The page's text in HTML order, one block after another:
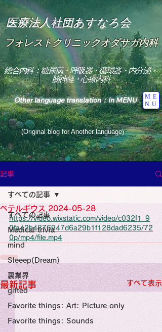
医療法人社団あすなろ会
フォレストクリニックオダサガ内科
Other language translation：In MENU
ME
NU
総合内科：糖尿病・呼吸器・循環器・内分泌・
脳神経・心療内科
(Original blog for Another language)
Heavens: Beyond the Universe: The World
the God of Light Resides"
尿病
経内科専門医
尿病
Wide Blog
性診療
Religion
記事
すべての記事
Medical trivia
mind
Sleeep(Dream）
裏業界
gifted
Favorite things: Art: Picture only
Favorite things: Sounds
すべての記事
ベテルギウス 2024-05-28
https://video.wixstatic.com/video/c032f1_9
0fa42b4876947d6a29b1f128dad6235/72
0p/mp4/file.mp4
最新記事 すべて表示